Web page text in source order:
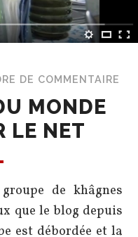
DE COMMENTAIRE
MONDE
LE NET
de khâgnes
que le blog depuis
est débordée et la